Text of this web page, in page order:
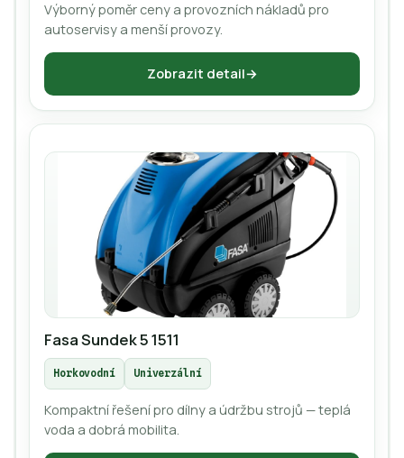
Výborný poměr ceny a provozních nákladů pro
autoservisy a menší provozy.
Zobrazit detail
Fasa Sundek 5 1511
Horkovodní Univerzální
Kompaktní řešení pro dílny a údržbu strojů — teplá
voda a dobrá mobilita.